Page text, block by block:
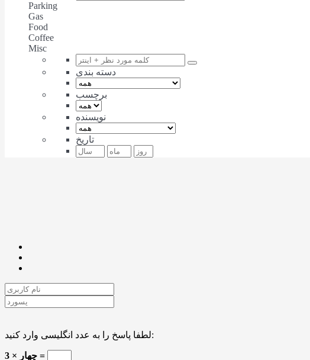
Parking
Gas
Food
Coffee
Misc
دسته بندی
برچسب
نویسنده
تاریخ
لطفا پاسخ را به عدد انگلیسی وارد کنید:
3 × چهار =